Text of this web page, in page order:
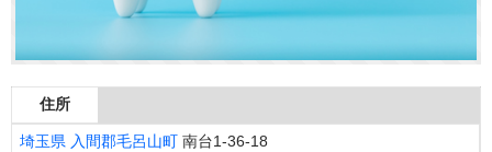
住所
埼玉県 入間郡毛呂山町 南台1-36-18